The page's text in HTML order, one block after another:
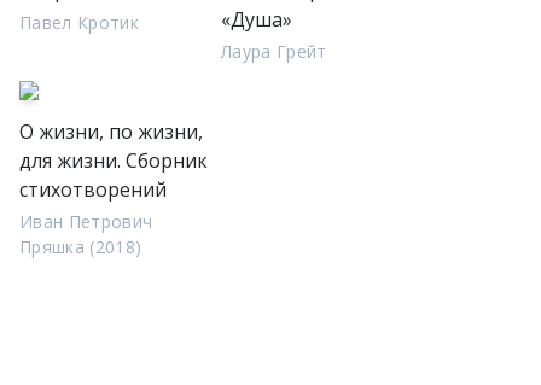
Павел Кротик
«Душа»
Лаура Грейт
О жизни, по жизни,
для жизни. Сборник
стихотворений
Иван Петрович
Пряшка (2018)